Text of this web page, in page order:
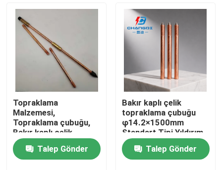
Ana sayfa
Topraklama
Malzemesi,
Topraklama çubuğu,
Bakır kaplı çelik
topraklama çubuğu
Talep Gönder
Bakır kaplı çelik
topraklama çubuğu
φ14.2×1500mm
Standart Tipi Yıldırım
Koruması
Talep Gönder